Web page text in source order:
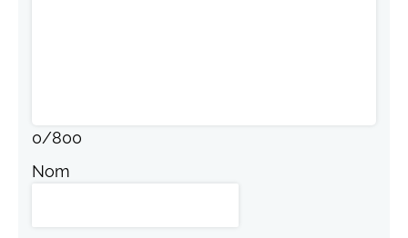
0/800
Nom